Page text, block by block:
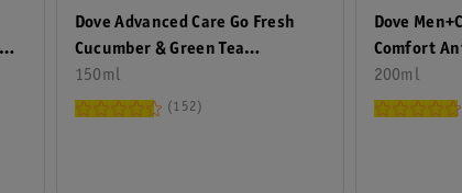
Dove Advanced Care Go Fresh
Cucumber & Green Tea
Antitranspirant Deodorant
Spray
150ml
152
Dove
Comfort
200ml